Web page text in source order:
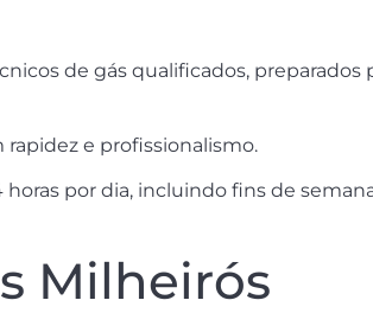
de gás qualificados, preparados
rapidez e profissionalismo.
por dia, incluindo fins de
Milheirós